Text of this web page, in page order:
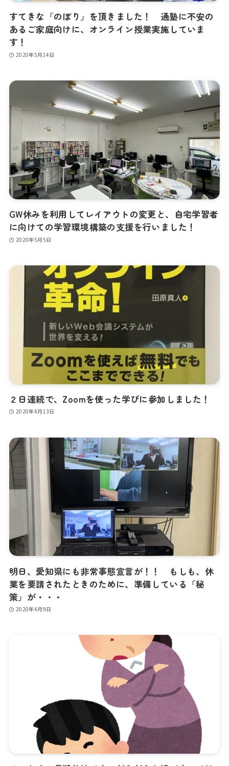
すてきな「のぼり」を頂きました！ 通塾に不安の
あるご家庭向けに、オンライン授業実施していま
す！
2020年5月14日
GW休みを利用してレイアウトの変更と、自宅学習者
に向けての学習環境構築の支援を行いました！
2020年5月5日
２日連続で、Zoomを使った学びに参加しました！
2020年4月13日
明日、愛知県にも非常事態宣言が！！ もしも、休
業を要請されたときのために、準備している「秘
策」が・・・
2020年4月9日